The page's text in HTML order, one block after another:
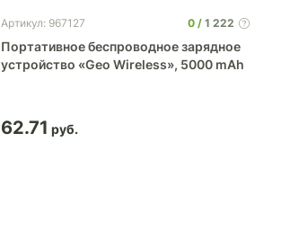
Артикул: 967127 0 1 222
Портативное беспроводное зарядное
устройство «Geo Wireless», 5000 mAh
62.71